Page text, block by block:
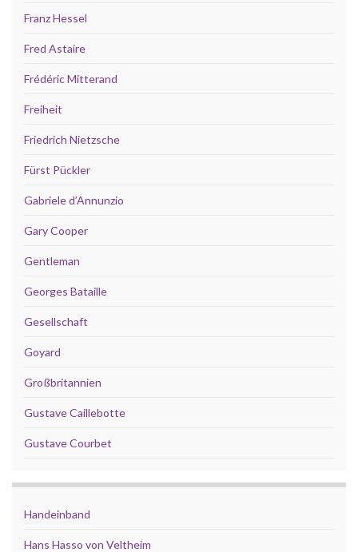
Franz Hessel
Fred Astaire
Frédéric Mitterand
Freiheit
Friedrich Nietzsche
Fürst Pückler
Gabriele d’Annunzio
Gary Cooper
Gentleman
Georges Bataille
Gesellschaft
Goyard
Großbritannien
Gustave Caillebotte
Gustave Courbet
Handeinband
Hans Hasso von Veltheim